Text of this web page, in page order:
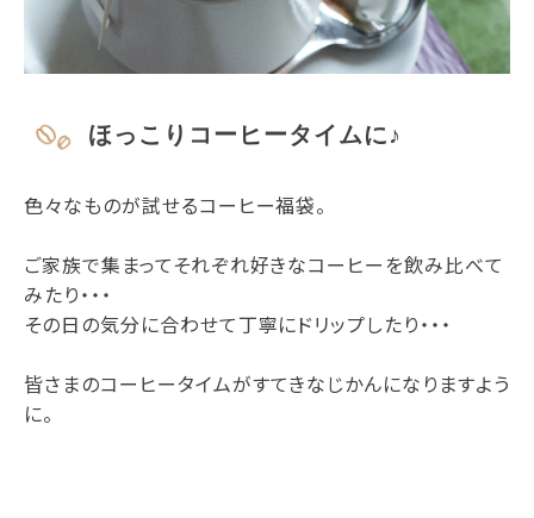
ほっこりコーヒータイムに♪
色々なものが試せるコーヒー福袋。
ご家族で集まってそれぞれ好きなコーヒーを飲み比べて
みたり・・・
その日の気分に合わせて丁寧にドリップしたり・・・
皆さまのコーヒータイムがすてきなじかんになりますよう
に。